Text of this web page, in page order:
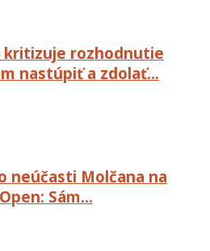
kritizuje rozhodnutie
nastúpiť a zdolať…
neúčasti Molčana na
Sám…